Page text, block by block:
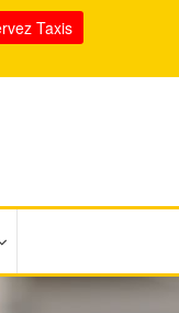
Taxis